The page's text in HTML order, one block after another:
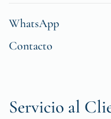
WhatsApp
Contacto
Servicio al